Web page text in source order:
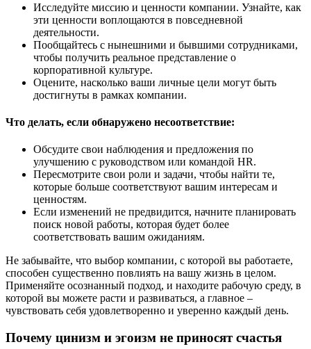
Исследуйте миссию и ценности компании. Узнайте, как
эти ценности воплощаются в повседневной
деятельности.
Пообщайтесь с нынешними и бывшими сотрудниками,
чтобы получить реальное представление о
корпоративной культуре.
Оцените, насколько ваши личные цели могут быть
достигнуты в рамках компании.
Что делать, если обнаружено несоответствие:
Обсудите свои наблюдения и предложения по
улучшению с руководством или командой HR.
Пересмотрите свои роли и задачи, чтобы найти те,
которые больше соответствуют вашим интересам и
ценностям.
Если изменений не предвидится, начните планировать
поиск новой работы, которая будет более
соответствовать вашим ожиданиям.
Не забывайте, что выбор компании, с которой вы работаете,
способен существенно повлиять на вашу жизнь в целом.
Применяйте осознанный подход, и находите рабочую среду, в
которой вы можете расти и развиваться, а главное –
чувствовать себя удовлетворенно и уверенно каждый день.
Почему цинизм и эгоизм не приносят счастья